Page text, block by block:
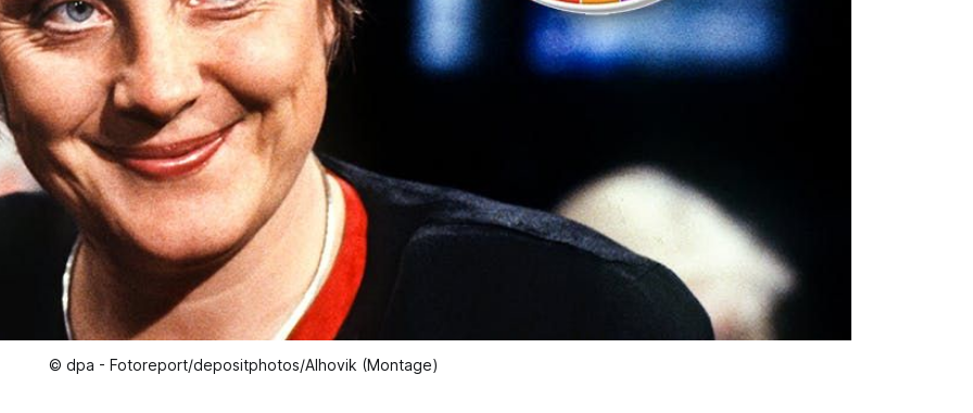
© dpa - Fotoreport/depositphotos/Alhovik (Montage)